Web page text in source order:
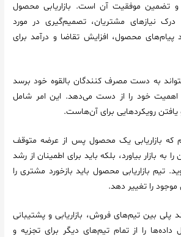
تضمین موفقیت آن است. بازاریابی محصول
درک نیازهای مشتریان، تصمیم‌گیری در مورد
محصول، افزایش تقاضا و درآمد برای
به دست مصرف کنندگان بالقوه خود برسد
اهمیت خود را از دست می‌دهد. این امر شامل
رویکردهایی برای آن‌هاست.
که بازاریابی یک محصول پس از عرضه متوقف
به بازار بیاورد، بلکه باید برای اطمینان از رشد
تیم بازاریابی محصول باید بازخورد مشتری را
را تغییر دهد.
پلی بین تیم‌های فروش، بازاریابی و پشتیبانی
داده‌ها را از تمام تیم‌های دیگر برای تجزیه و